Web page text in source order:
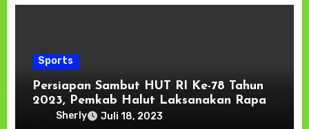
Sports
Persiapan Sambut HUT RI Ke-78 Tahun
2023, Pemkab Halut Laksanakan Rapat
Panitia Hari Besar Nasional
Sherly Juli 18, 2023